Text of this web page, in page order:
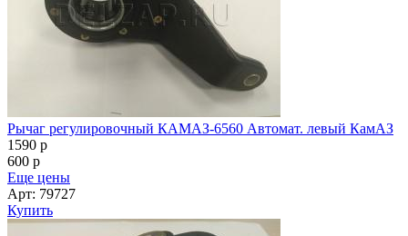
Рычаг регулировочный КАМАЗ-6560 Автомат. левый КамАЗ
1590 p
600 p
Еще цены
Арт: 79727
Купить